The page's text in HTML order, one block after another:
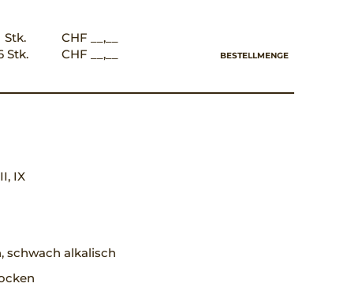
Stk.
CHF __,__
Stk.
CHF __,__ BESTELLMENGE
IX
schwach alkalisch